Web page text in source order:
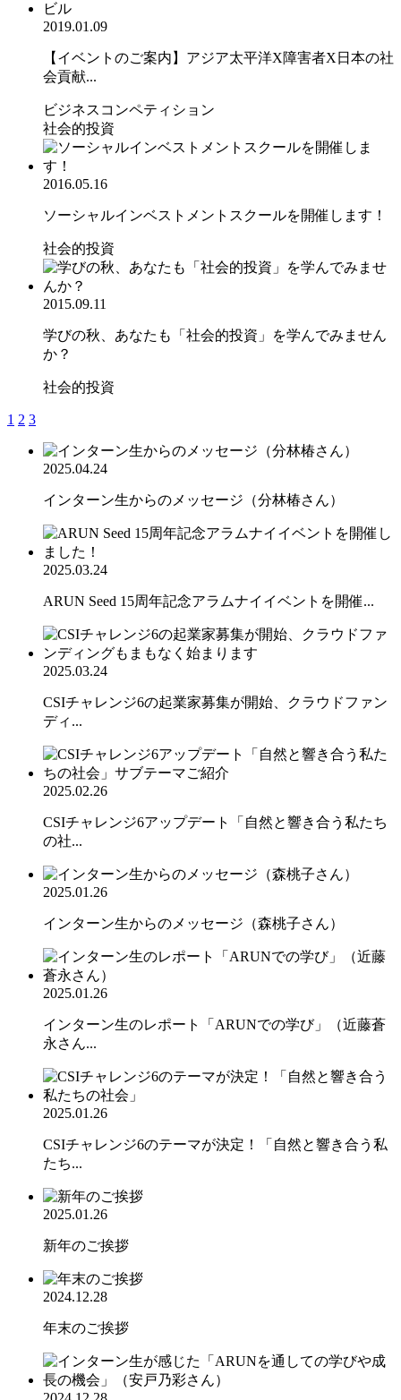
2019.01.09
【イベントのご案内】アジア太平洋X障害者X日本の社
会貢献...
ビジネスコンペティション
社会的投資
2016.05.16
ソーシャルインベストメントスクールを開催します！
社会的投資
2015.09.11
学びの秋、あなたも「社会的投資」を学んでみません
か？
社会的投資
1 2 3
2025.04.24
インターン生からのメッセージ（分林椿さん）
2025.03.24
ARUN Seed 15周年記念アラムナイイベントを開催...
2025.03.24
CSIチャレンジ6の起業家募集が開始、クラウドファン
ディ...
2025.02.26
CSIチャレンジ6アップデート「自然と響き合う私たち
の社...
2025.01.26
インターン生からのメッセージ（森桃子さん）
2025.01.26
インターン生のレポート「ARUNでの学び」（近藤蒼
永さん...
2025.01.26
CSIチャレンジ6のテーマが決定！「自然と響き合う私
たち...
2025.01.26
新年のご挨拶
2024.12.28
年末のご挨拶